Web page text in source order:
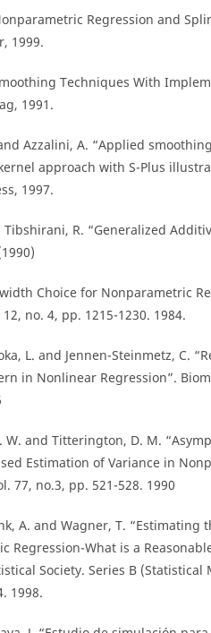
Regression and
1999.
Techniques With
1991.
Azzalini, A. “Applied
approach with S-Plus
1997.
Tibshirani, R. “Generalized
Choice for Nonparametric
no. 4, pp. 1215-1230. 1984.
L. and Jennen-Steinmetz, C.
in Nonlinear Regression”.
W. and Titterington, D. M.
Estimation of Variance in
77, no.3, pp. 521-528. 1990
A. and Wagner, T. “Estimating
Regression-What is a
Society. Series B (Statistical
1998.